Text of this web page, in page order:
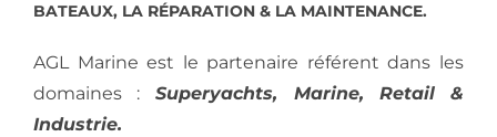
BATEAUX, LA RÉPARATION & LA MAINTENANCE.
AGL Marine est le partenaire référent dans les
domaines : Superyachts, Marine, Retail &
Industrie.